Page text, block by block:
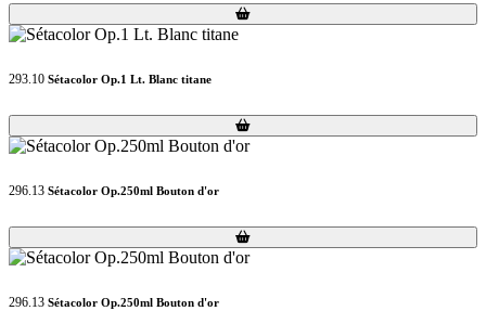
Loading...
Loading...
293.10 Sétacolor Op.1 Lt. Blanc titane
Loading...
Loading...
296.13 Sétacolor Op.250ml Bouton d'or
Loading...
Loading...
296.13 Sétacolor Op.250ml Bouton d'or